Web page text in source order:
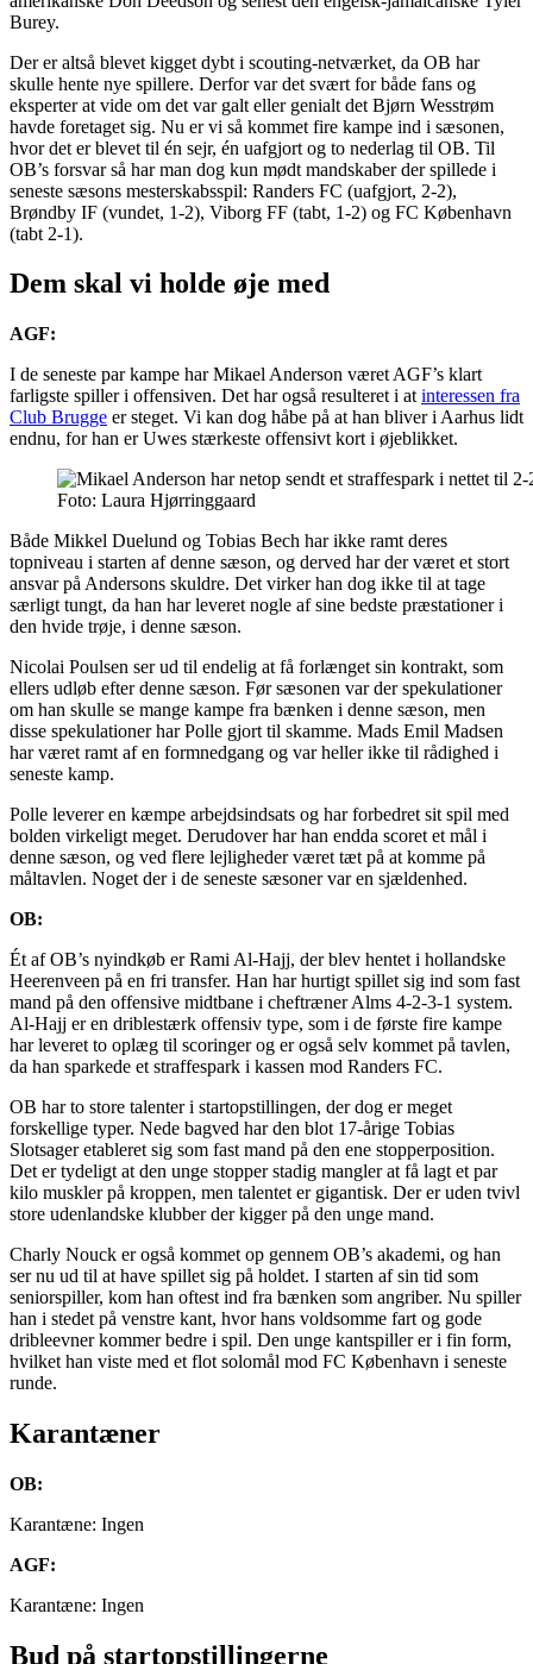
Burey.
Der er altså blevet kigget dybt i scouting-netværket, da OB har
skulle hente nye spillere. Derfor var det svært for både fans og
eksperter at vide om det var galt eller genialt det Bjørn Wesstrøm
havde foretaget sig. Nu er vi så kommet fire kampe ind i sæsonen,
hvor det er blevet til én sejr, én uafgjort og to nederlag til OB. Til
OB’s forsvar så har man dog kun mødt mandskaber der spillede i
seneste sæsons mesterskabsspil: Randers FC (uafgjort, 2-2),
Brøndby IF (vundet, 1-2), Viborg FF (tabt, 1-2) og FC København
(tabt 2-1).
Dem skal vi holde øje med
AGF:
I de seneste par kampe har Mikael Anderson været AGF’s klart
farligste spiller i offensiven. Det har også resulteret i at interessen fra
Club Brugge er steget. Vi kan dog håbe på at han bliver i Aarhus lidt
endnu, for han er Uwes stærkeste offensivt kort i øjeblikket.
Foto: Laura Hjørringgaard
Både Mikkel Duelund og Tobias Bech har ikke ramt deres
topniveau i starten af denne sæson, og derved har der været et stort
ansvar på Andersons skuldre. Det virker han dog ikke til at tage
særligt tungt, da han har leveret nogle af sine bedste præstationer i
den hvide trøje, i denne sæson.
Nicolai Poulsen ser ud til endelig at få forlænget sin kontrakt, som
ellers udløb efter denne sæson. Før sæsonen var der spekulationer
om han skulle se mange kampe fra bænken i denne sæson, men
disse spekulationer har Polle gjort til skamme. Mads Emil Madsen
har været ramt af en formnedgang og var heller ikke til rådighed i
seneste kamp.
Polle leverer en kæmpe arbejdsindsats og har forbedret sit spil med
bolden virkeligt meget. Derudover har han endda scoret et mål i
denne sæson, og ved flere lejligheder været tæt på at komme på
måltavlen. Noget der i de seneste sæsoner var en sjældenhed.
OB:
Ét af OB’s nyindkøb er Rami Al-Hajj, der blev hentet i hollandske
Heerenveen på en fri transfer. Han har hurtigt spillet sig ind som fast
mand på den offensive midtbane i cheftræner Alms 4-2-3-1 system.
Al-Hajj er en driblestærk offensiv type, som i de første fire kampe
har leveret to oplæg til scoringer og er også selv kommet på tavlen,
da han sparkede et straffespark i kassen mod Randers FC.
OB har to store talenter i startopstillingen, der dog er meget
forskellige typer. Nede bagved har den blot 17-årige Tobias
Slotsager etableret sig som fast mand på den ene stopperposition.
Det er tydeligt at den unge stopper stadig mangler at få lagt et par
kilo muskler på kroppen, men talentet er gigantisk. Der er uden tvivl
store udenlandske klubber der kigger på den unge mand.
Charly Nouck er også kommet op gennem OB’s akademi, og han
ser nu ud til at have spillet sig på holdet. I starten af sin tid som
seniorspiller, kom han oftest ind fra bænken som angriber. Nu spiller
han i stedet på venstre kant, hvor hans voldsomme fart og gode
dribleevner kommer bedre i spil. Den unge kantspiller er i fin form,
hvilket han viste med et flot solomål mod FC København i seneste
runde.
Karantæner
OB:
Karantæne: Ingen
AGF:
Karantæne: Ingen
Bud på startopstillingerne